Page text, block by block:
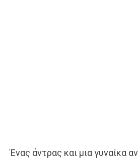
Ένας άντρας και μια γυναίκα